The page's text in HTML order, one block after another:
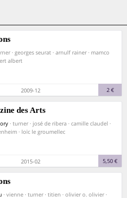
· georges seurat · arnulf rainer · mamco
albert
2009-12 2 €
des Arts
· turner · josé de ribera · camille claudel ·
· loïc le groumellec
2015-02 5,50 €
· vienne · turner · titien · olivier o. olivier ·